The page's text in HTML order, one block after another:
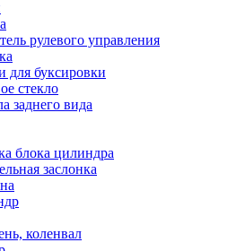
рулевого управления
для буксировки
стекло
заднего вида
блока цилиндра
заслонка
коленвал